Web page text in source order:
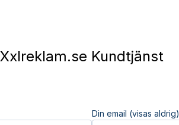
Xxlreklam.se Kundtjänst
Din email (visas aldrig)